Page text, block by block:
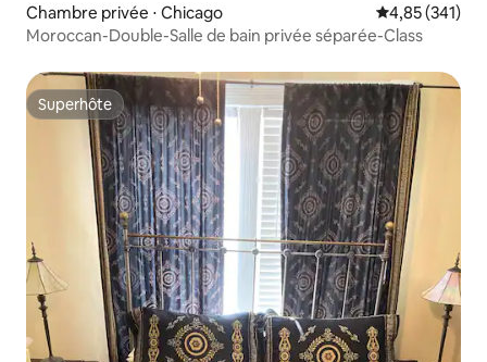
Chambre privée ⋅ Chicago Évaluation
4,85 (341)
Moroccan-Double-Salle de bain privée séparée-Class
Superhôte
Superhôte